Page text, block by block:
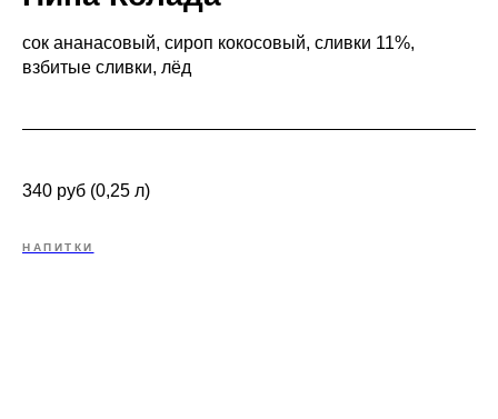
сок ананасовый, сироп кокосовый, сливки 11%,
взбитые сливки, лёд
340 руб (0,25 л)
НАПИТКИ